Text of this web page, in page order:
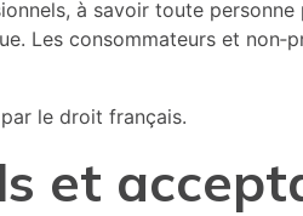
à savoir toute
Les consommateurs et
le droit français.
et